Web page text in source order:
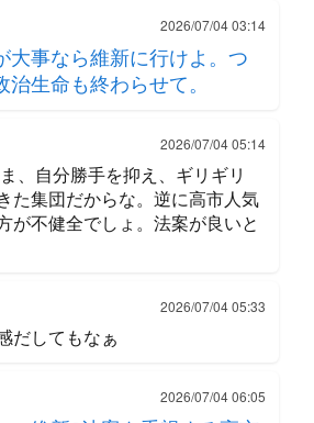
2026/07/04 03:14
大事なら維新に行けよ。つ
生命も終わらせて。
2026/07/04 05:14
、自分勝手を抑え、ギリギリ
た集団だからな。逆に高市人気
が不健全でしょ。法案が良いと
2026/07/04 05:33
だしてもなぁ
2026/07/04 06:05